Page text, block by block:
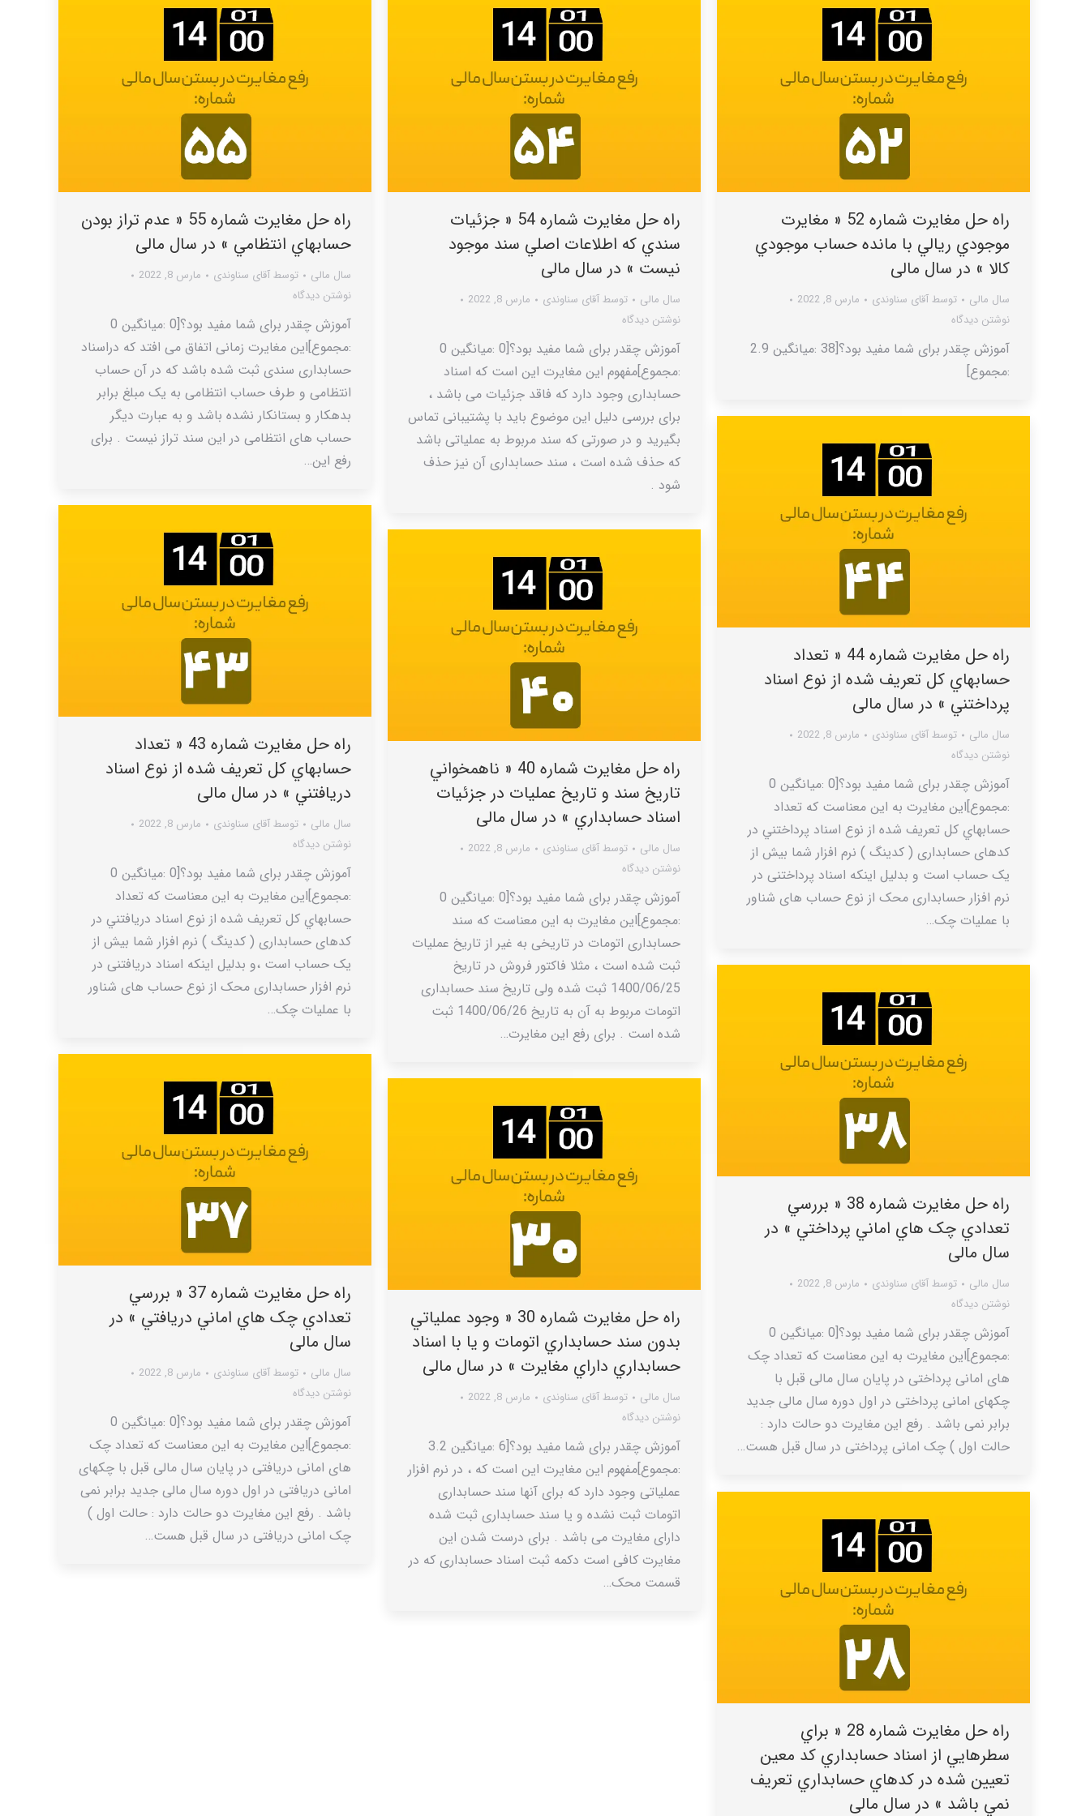
راه حل مغایرت شماره 55 « عدم تراز بودن
حسابهاي انتظامي » در سال مالی
سال مالی توسطآقای سناوندی
مارس 8, 2022
نوشتن دیدگاه
آموزش چقدر برای شما مفید بود؟[0 :میانگین 0
:مجموع]این مغایرت زمانی اتفاق می افتد که دراسناد
حسابداری سندی ثبت شده باشد که در آن حساب
انتظامی و طرف حساب انتظامی به یک مبلغ برابر
بدهکار و بستانکار نشده باشد و به عبارت دیگر
حساب های انتظامی در این سند تراز نیست . برای
رفع این…
راه حل مغایرت شماره 54 « جزئيات
سندي که اطلاعات اصلي سند موجود
نيست » در سال مالی
سال مالی توسطآقای سناوندی
مارس 8, 2022
نوشتن دیدگاه
آموزش چقدر برای شما مفید بود؟[0 :میانگین 0
:مجموع]مفهوم این مغایرت این است که اسناد
حسابداری وجود دارد که فاقد جزئیات می باشد ،
برای بررسی دلیل این موضوع باید با پشتیبانی تماس
بگیرید و در صورتی که سند مربوط به عملیاتی باشد
که حذف شده است ، سند حسابداری آن نیز حذف
شود .
راه حل مغایرت شماره 52 « مغايرت
موجودي ريالي با مانده حساب موجودي
کالا » در سال مالی
سال مالی توسطآقای سناوندی
مارس 8, 2022
نوشتن دیدگاه
آموزش چقدر برای شما مفید بود؟[38 :میانگین 2.9
:مجموع]
راه حل مغایرت شماره 44 « تعداد
حسابهاي کل تعريف شده از نوع اسناد
پرداختني » در سال مالی
سال مالی توسطآقای سناوندی
مارس 8, 2022
نوشتن دیدگاه
آموزش چقدر برای شما مفید بود؟[0 :میانگین 0
:مجموع]این مغایرت به این معناست که تعداد
حسابهاي کل تعريف شده از نوع اسناد پرداختني در
کدهای حسابداری ( کدینگ ) نرم افزار شما بيش از
یک حساب است و بدلیل اینکه اسناد پرداختنی در
نرم افزار حسابداری محک از نوع حساب های شناور
با عملیات چک…
راه حل مغایرت شماره 43 « تعداد
حسابهاي کل تعريف شده از نوع اسناد
دريافتني » در سال مالی
سال مالی توسطآقای سناوندی
مارس 8, 2022
نوشتن دیدگاه
آموزش چقدر برای شما مفید بود؟[0 :میانگین 0
:مجموع]این مغایرت به این معناست که تعداد
حسابهاي کل تعريف شده از نوع اسناد دريافتني در
کدهای حسابداری ( کدینگ ) نرم افزار شما بيش از
یک حساب است ،و بدلیل اینکه اسناد دریافتنی در
نرم افزار حسابداری محک از نوع حساب های شناور
با عملیات چک…
راه حل مغایرت شماره 40 « ناهمخواني
تاريخ سند و تاريخ عمليات در جزئيات
اسناد حسابداري » در سال مالی
سال مالی توسطآقای سناوندی
مارس 8, 2022
نوشتن دیدگاه
آموزش چقدر برای شما مفید بود؟[0 :میانگین 0
:مجموع]این مغایرت به این معناست که سند
حسابداری اتومات در تاریخی به غیر از تاریخ عملیات
ثبت شده است ، مثلا فاکتور فروش در تاریخ
1400/06/25 ثبت شده ولی تاریخ سند حسابداری
اتومات مربوط به آن به تاریخ 1400/06/26 ثبت
شده است . برای رفع این مغایرت…
راه حل مغایرت شماره 38 « بررسي
تعدادي چک هاي اماني پرداختي » در
سال مالی
سال مالی توسطآقای سناوندی
مارس 8, 2022
نوشتن دیدگاه
آموزش چقدر برای شما مفید بود؟[0 :میانگین 0
:مجموع]این مغایرت به این معناست که تعداد چک
های امانی پرداختی در پایان سال مالی قبل با
چکهای امانی پرداختی در اول دوره سال مالی جدید
برابر نمی باشد . رفع این مغایرت دو حالت دارد :
حالت اول ) چک امانی پرداختی در سال قبل هست…
راه حل مغایرت شماره 37 « بررسي
تعدادي چک هاي اماني دريافتي » در
سال مالی
سال مالی توسطآقای سناوندی
مارس 8, 2022
نوشتن دیدگاه
آموزش چقدر برای شما مفید بود؟[0 :میانگین 0
:مجموع]این مغایرت به این معناست که تعداد چک
های امانی دریافتی در پایان سال مالی قبل با چکهای
امانی دریافتی در اول دوره سال مالی جدید برابر نمی
باشد . رفع این مغایرت دو حالت دارد : حالت اول )
چک امانی دریافتی در سال قبل هست…
راه حل مغایرت شماره 30 « وجود عملياتي
بدون سند حسابداري اتومات و يا با اسناد
حسابداري داراي مغايرت » در سال مالی
سال مالی توسطآقای سناوندی
مارس 8, 2022
نوشتن دیدگاه
آموزش چقدر برای شما مفید بود؟[6 :میانگین 3.2
:مجموع]مفهوم این مغایرت این است که ، در نرم افزار
عملیاتی وجود دارد که برای آنها سند حسابداری
اتومات ثبت نشده و یا سند حسابداری ثبت شده
دارای مغایرت می باشد . برای درست شدن این
مغایرت کافی است دکمه ثبت اسناد حسابداری که در
قسمت محک…
راه حل مغایرت شماره 28 « براي
سطرهايي از اسناد حسابداري کد معين
تعيين شده در کدهاي حسابداري تعريف
نمي باشد » در سال مالی